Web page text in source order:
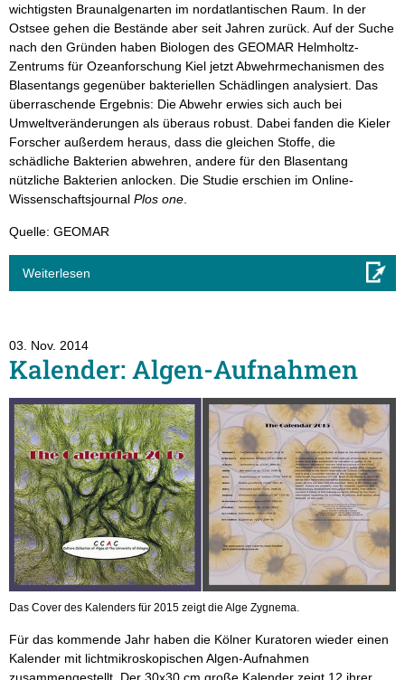
wichtigsten Braunalgenarten im nordatlantischen Raum. In der
Ostsee gehen die Bestände aber seit Jahren zurück. Auf der Suche
nach den Gründen haben Biologen des GEOMAR Helmholtz-
Zentrums für Ozeanforschung Kiel jetzt Abwehrmechanismen des
Blasentangs gegenüber bakteriellen Schädlingen analysiert. Das
überraschende Ergebnis: Die Abwehr erwies sich auch bei
Umweltveränderungen als überaus robust. Dabei fanden die Kieler
Forscher außerdem heraus, dass die gleichen Stoffe, die
schädliche Bakterien abwehren, andere für den Blasentang
nützliche Bakterien anlocken. Die Studie erschien im Online-
Wissenschaftsjournal Plos one
Quelle: GEOMAR
Weiterlesen
03. Nov. 2014
Kalender: Algen-Aufnahmen
Das Cover des Kalenders für 2015 zeigt die Alge Zygnema.
Für das kommende Jahr haben die Kölner Kuratoren wieder einen
Kalender mit lichtmikroskopischen Algen-Aufnahmen
zusammengestellt. Der 30x30 cm große Kalender zeigt 12 ihrer